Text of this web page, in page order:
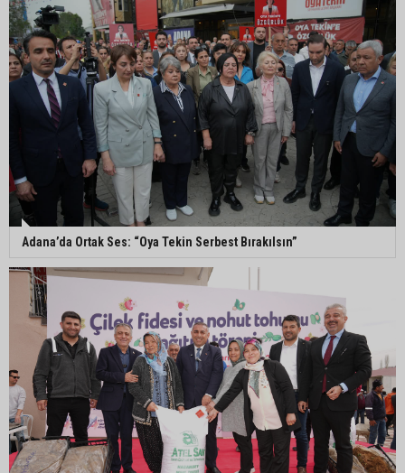
Adana’da parktaki OED cihazını çalan şüpheli
tutuklandı
Seyhan’da fırın ve pastanelere hijyen denetimi
gerçekleştirildi
Eski polis memuru Ergün Karakaya’nın
öldürüldüğü silahlı kavganın görüntüleri ortaya
çıktı
İmamoğlu’nda hijyen ve etiket kontrolü
Mustafa Özkan: "Yüreğir Belediye Başkan
Vekilliği seçimine ilişkin hukuki süreç başlatıldı"
Adana’da Ortak Ses: “Oya Tekin Serbest Bırakılsın”